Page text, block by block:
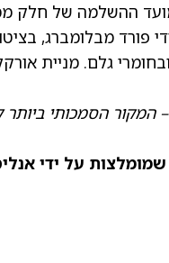
ברודי פורד
– המקור הסמכותי
על ידי